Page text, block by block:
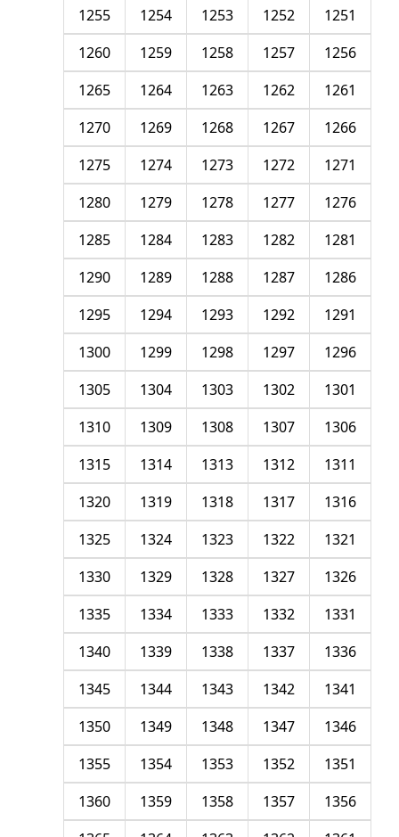
1251
1252
1253
1254
1255
1256
1257
1258
1259
1260
1261
1262
1263
1264
1265
1266
1267
1268
1269
1270
1271
1272
1273
1274
1275
1276
1277
1278
1279
1280
1281
1282
1283
1284
1285
1286
1287
1288
1289
1290
1291
1292
1293
1294
1295
1296
1297
1298
1299
1300
1301
1302
1303
1304
1305
1306
1307
1308
1309
1310
1311
1312
1313
1314
1315
1316
1317
1318
1319
1320
1321
1322
1323
1324
1325
1326
1327
1328
1329
1330
1331
1332
1333
1334
1335
1336
1337
1338
1339
1340
1341
1342
1343
1344
1345
1346
1347
1348
1349
1350
1351
1352
1353
1354
1355
1356
1357
1358
1359
1360